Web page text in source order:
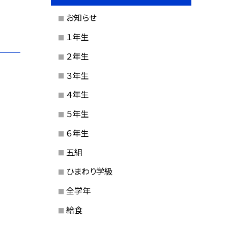
お知らせ
１年生
２年生
３年生
４年生
５年生
６年生
五組
ひまわり学級
全学年
給食